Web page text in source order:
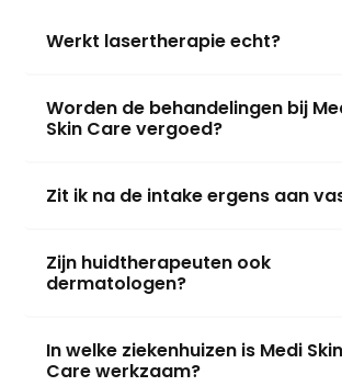
Werkt lasertherapie echt?
Worden de behandelingen bij
Skin Care vergoed?
Zit ik na de intake ergens aan
Zijn huidtherapeuten ook
dermatologen?
In welke ziekenhuizen is Medi Skin
Care werkzaam?